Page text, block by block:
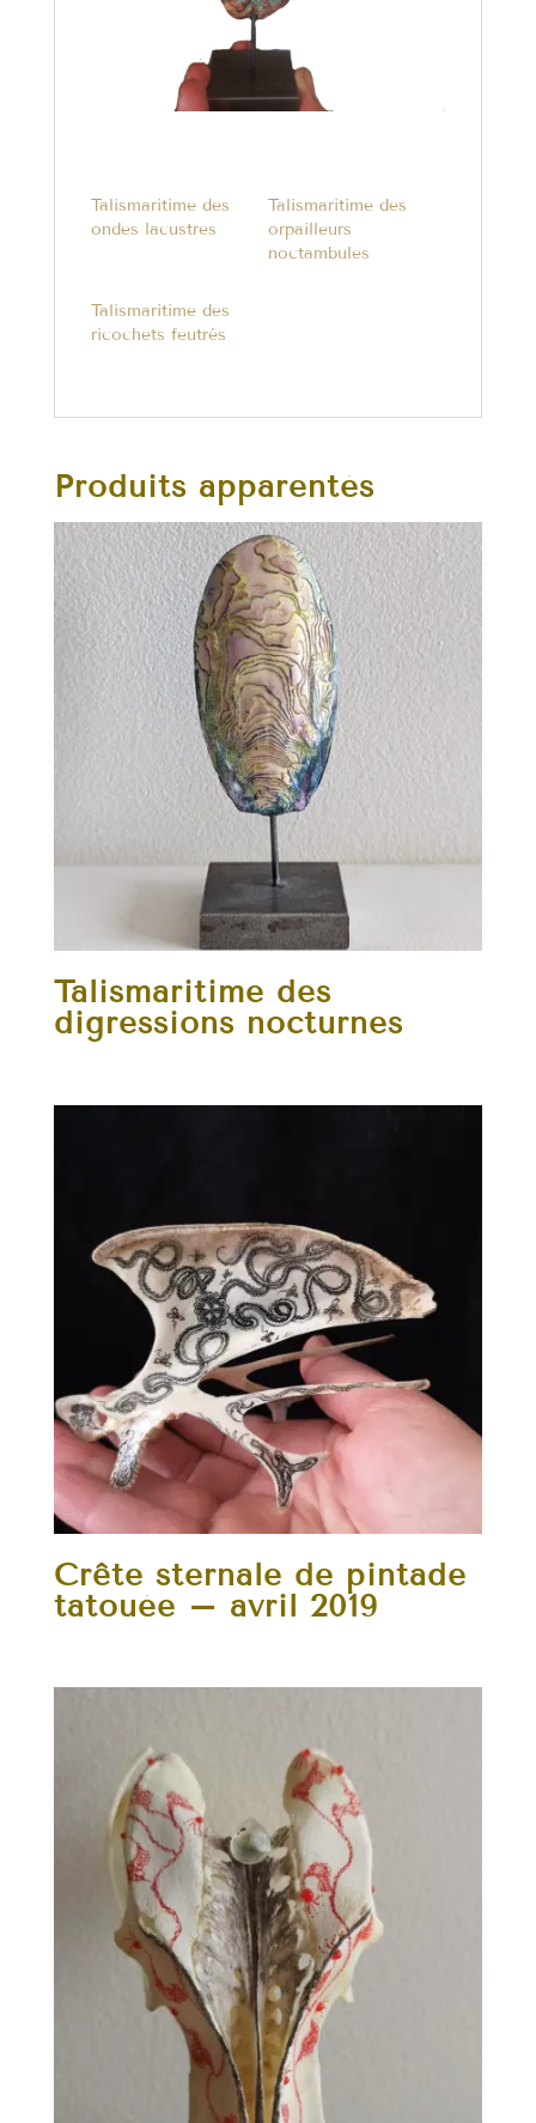
Talismaritime des
ondes lacustres
Talismaritime des
orpailleurs
noctambules
Talismaritime des
ricochets feutrés
Produits apparentés
Talismaritime des
digressions nocturnes
Crête sternale de pintade
tatouée – avril 2019